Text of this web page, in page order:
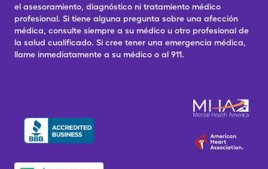
el asesoramiento, diagnóstico ni tratamiento médico
profesional. Si tiene alguna pregunta sobre una afección
médica, consulte siempre a su médico u otro profesional de
la salud cualificado. Si cree tener una emergencia médica,
llame inmediatamente a su médico o al 911.